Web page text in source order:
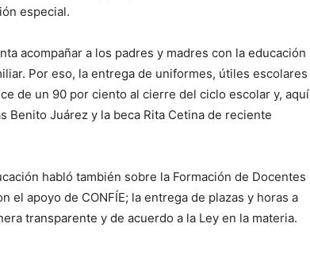
especial.
acompañar a los padres y madres con la educación
Por eso, la entrega de uniformes, útiles escolares
de un 90 por ciento al cierre del ciclo escolar y, aquí
Benito Juárez y la beca Rita Cetina de reciente
habló también sobre la Formación de Docentes
el apoyo de CONFÍE; la entrega de plazas y horas a
transparente y de acuerdo a la Ley en la materia.